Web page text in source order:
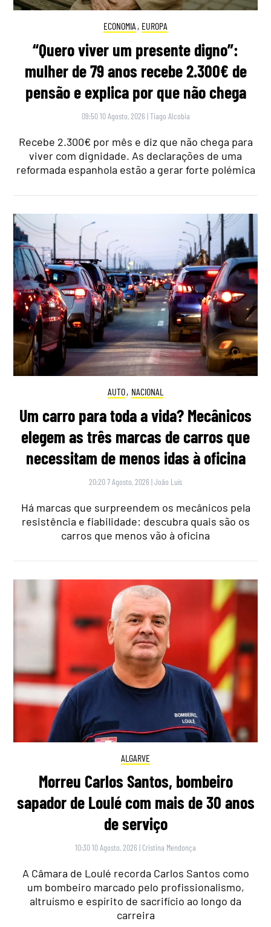
ECONOMIA , EUROPA
“Quero viver um presente digno”:
mulher de 79 anos recebe 2.300€ de
pensão e explica por que não chega
09:50 10 Agosto, 2026 |Tiago Alcobia
Recebe 2.300€ por mês e diz que não chega para
viver com dignidade. As declarações de uma
reformada espanhola estão a gerar forte polémica
AUTO, NACIONAL
Um carro para toda a vida? Mecânicos
elegem as três marcas de carros que
necessitam de menos idas à oficina
20:20 7 Agosto, 2026 |João Luís
Há marcas que surpreendem os mecânicos pela
resistência e fiabilidade: descubra quais são os
carros que menos vão à oficina
ALGARVE
Morreu Carlos Santos, bombeiro
sapador de Loulé com mais de 30 anos
de serviço
10:30 10 Agosto, 2026 | Cristina Mendonça
A Câmara de Loulé recorda Carlos Santos como
um bombeiro marcado pelo profissionalismo,
altruísmo e espírito de sacrifício ao longo da
carreira